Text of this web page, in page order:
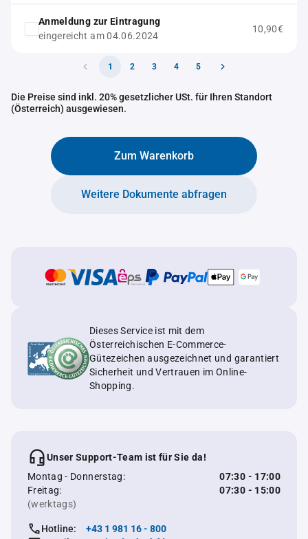
Anmeldung zur Eintragung
eingereicht am 04.06.2024
10,90€
1 2 3 4 5
Die Preise sind inkl. 20% gesetzlicher USt. für Ihren Standort
(Österreich) ausgewiesen.
Zum Warenkorb
Weitere Dokumente abfragen
Dieses Service ist mit dem
Österreichischen E-Commerce-
Gütezeichen ausgezeichnet und garantiert
Sicherheit und Vertrauen im Online-
Shopping.
Unser Support-Team ist für Sie da!
Montag - Donnerstag:
07:30 - 17:00
Freitag:
07:30 - 15:00
(werktags)
Hotline:
+43 1 981 16 - 800